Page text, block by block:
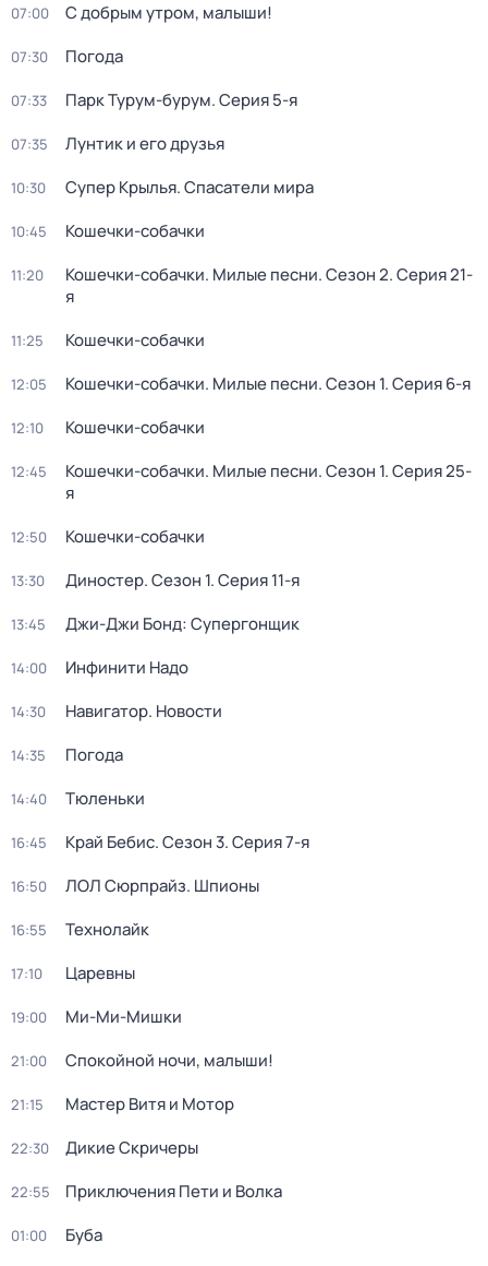
07:00 С добрым утром, малыши!
07:30 Погода
07:33 Парк Турум-бурум. Серия 5-я
07:35 Лунтик и его друзья
10:30 Супер Крылья. Спасатели мира
10:45 Кошечки-собачки
11:20 Кошечки-собачки. Милые песни. Сезон 2. Серия 21-
я
11:25 Кошечки-собачки
12:05 Кошечки-собачки. Милые песни. Сезон 1. Серия 6-я
12:10 Кошечки-собачки
12:45 Кошечки-собачки. Милые песни. Сезон 1. Серия 25-
я
12:50 Кошечки-собачки
13:30 Диностер. Сезон 1. Серия 11-я
13:45 Джи-Джи Бонд: Супергонщик
14:00 Инфинити Надо
14:30 Навигатор. Новости
14:35 Погода
14:40 Тюленьки
16:45 Край Бебис. Сезон 3. Серия 7-я
16:50 ЛОЛ Сюрпрайз. Шпионы
16:55 Технолайк
17:10 Царевны
19:00 Ми-Ми-Мишки
21:00 Спокойной ночи, малыши!
21:15 Мастер Витя и Мотор
22:30 Дикие Скричеры
22:55 Приключения Пети и Волка
01:00 Буба